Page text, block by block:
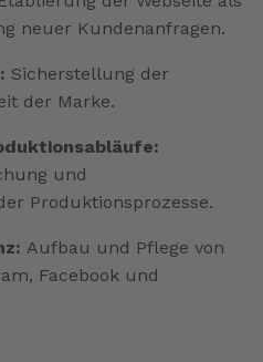
neuer Kundenanfragen.
Sicherstellung der
der Marke.
und
Produktionsprozesse.
Aufbau und Pflege von
Facebook und